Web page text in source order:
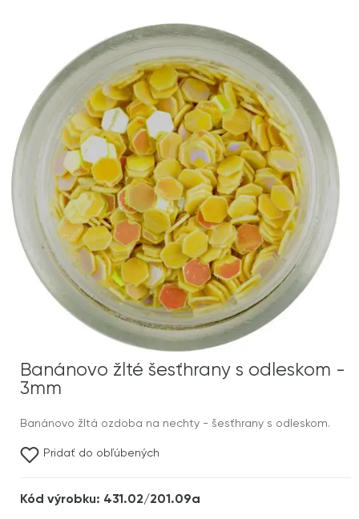
Banánovo žlté šesťhrany s odleskom -
3mm
Banánovo žltá ozdoba na nechty - šesťhrany s odleskom.
Pridať do obľúbených
Kód výrobku: 431.02/201.09a